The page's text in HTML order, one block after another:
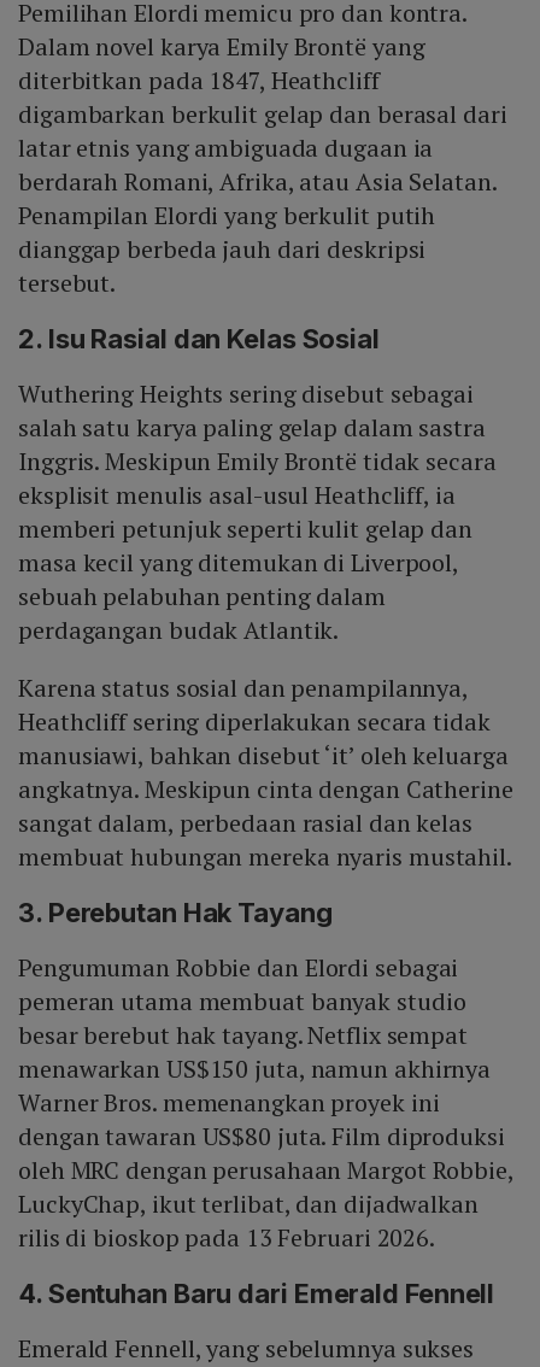
Pemilihan Elordi memicu pro dan kontra.
Dalam novel karya Emily Brontë yang
diterbitkan pada 1847, Heathcliff
digambarkan berkulit gelap dan berasal dari
latar etnis yang ambiguada dugaan ia
berdarah Romani, Afrika, atau Asia Selatan.
Penampilan Elordi yang berkulit putih
dianggap berbeda jauh dari deskripsi
tersebut.
2. Isu Rasial dan Kelas Sosial
Wuthering Heights sering disebut sebagai
salah satu karya paling gelap dalam sastra
Inggris. Meskipun Emily Brontë tidak secara
eksplisit menulis asal-usul Heathcliff, ia
memberi petunjuk seperti kulit gelap dan
masa kecil yang ditemukan di Liverpool,
sebuah pelabuhan penting dalam
perdagangan budak Atlantik.
Karena status sosial dan penampilannya,
Heathcliff sering diperlakukan secara tidak
manusiawi, bahkan disebut ‘it’ oleh keluarga
angkatnya. Meskipun cinta dengan Catherine
sangat dalam, perbedaan rasial dan kelas
membuat hubungan mereka nyaris mustahil.
3. Perebutan Hak Tayang
Pengumuman Robbie dan Elordi sebagai
pemeran utama membuat banyak studio
besar berebut hak tayang. Netflix sempat
menawarkan US$150 juta, namun akhirnya
Warner Bros. memenangkan proyek ini
dengan tawaran US$80 juta. Film diproduksi
oleh MRC dengan perusahaan Margot Robbie,
LuckyChap, ikut terlibat, dan dijadwalkan
rilis di bioskop pada 13 Februari 2026.
4. Sentuhan Baru dari Emerald Fennell
Emerald Fennell, yang sebelumnya sukses